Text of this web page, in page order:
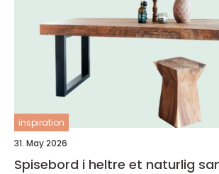
inspiration
31. May 2026
Spisebord i heltre et naturlig samlingspunkt i